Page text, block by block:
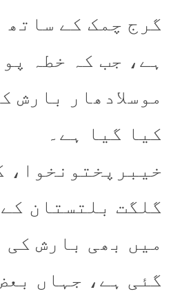
گرج چمک کے ساتھ
ہے، جب کہ خطہ
موسلادھار بارش
کیا گیا ہے۔
خیبرپختونخوا،
گلگت بلتستان کے
میں بھی بارش کی
گئی ہے، جہاں